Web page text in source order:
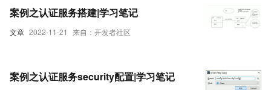
文章 2022-11-21 来自：开发者社区
案例之认证服务搭建|学习笔记
案例之认证服务security配置|学习笔记